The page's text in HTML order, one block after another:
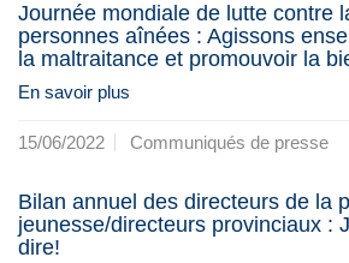
Journée mondiale de lutte contre
personnes aînées : Agissons
la maltraitance et promouvoir la
En savoir plus
15/06/2022 Communiqués de presse
Bilan annuel des directeurs de la
jeunesse/directeurs provinciaux :
dire!